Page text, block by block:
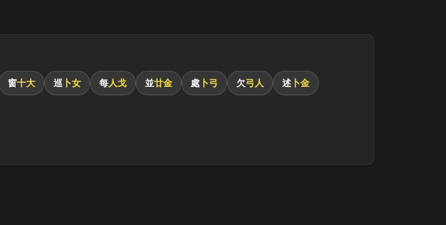
窗十大 巡 卜女 每人戈 並廿金 處 卜弓 欠弓人 述 卜金